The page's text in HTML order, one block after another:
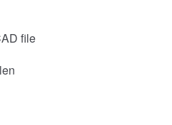
file